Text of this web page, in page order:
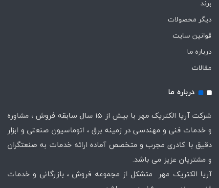
برند
دیگر محصولات
قوانین سایت
درباره ما
مقالات
درباره ما
شرکت آریا الکتریک مهر با بیش از 15 سال سابقه فروش ، مشاوره
و خدمات فنی و مهندسی در زمینه برق ، اتوماسیون صنعتی و ابزار
دقیق با کادری مجرب و متخصص آماده ارائه خدمات به صنعتگران
و مشتریان عزیز می باشد.
آریا الکتریک مهر متشکل از مجموعه فروش ، بازرگانی و خدمات